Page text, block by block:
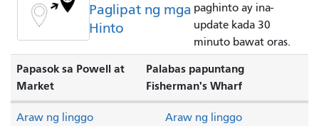
Paglipat ng mga
Hinto
paghinto ay ina-
update kada 30
minuto bawat oras.
Papasok sa Powell at
Market
Palabas papuntang
Fisherman's Wharf
Araw ng linggo Araw ng linggo